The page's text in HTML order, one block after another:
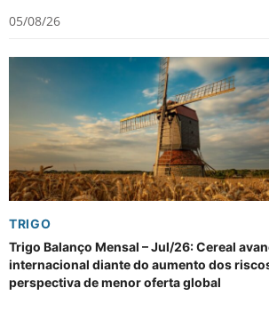
05/08/26
TRIGO
Trigo Balanço Mensal – Jul/26: Cereal
internacional diante do aumento dos
perspectiva de menor oferta global